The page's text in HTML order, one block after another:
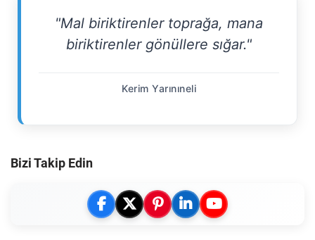
"Mal biriktirenler toprağa, mana
biriktirenler gönüllere sığar."
Kerim Yarınıneli
Bizi Takip Edin